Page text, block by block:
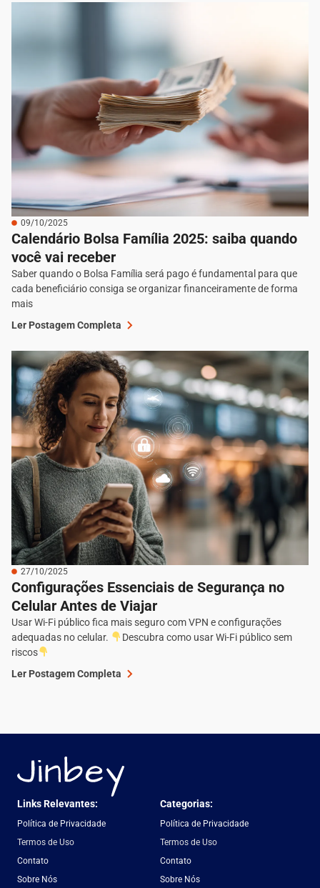
09/10/2025
Calendário Bolsa Família 2025: saiba quando
você vai receber
Saber quando o Bolsa Família será pago é fundamental para que
cada beneficiário consiga se organizar financeiramente de forma
mais
Ler Postagem Completa
27/10/2025
Configurações Essenciais de Segurança no
Celular Antes de Viajar
Usar Wi-Fi público fica mais seguro com VPN e configurações
adequadas no celular.
Descubra como usar Wi-Fi público sem
riscos
Ler Postagem Completa
Links Relevantes:
Política de Privacidade
Termos de Uso
Contato
Sobre Nós
Categorias:
Política de Privacidade
Termos de Uso
Contato
Sobre Nós